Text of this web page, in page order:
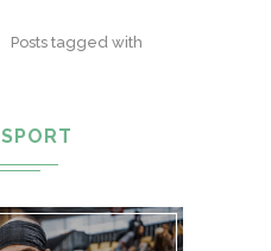
Posts tagged with
SPORT